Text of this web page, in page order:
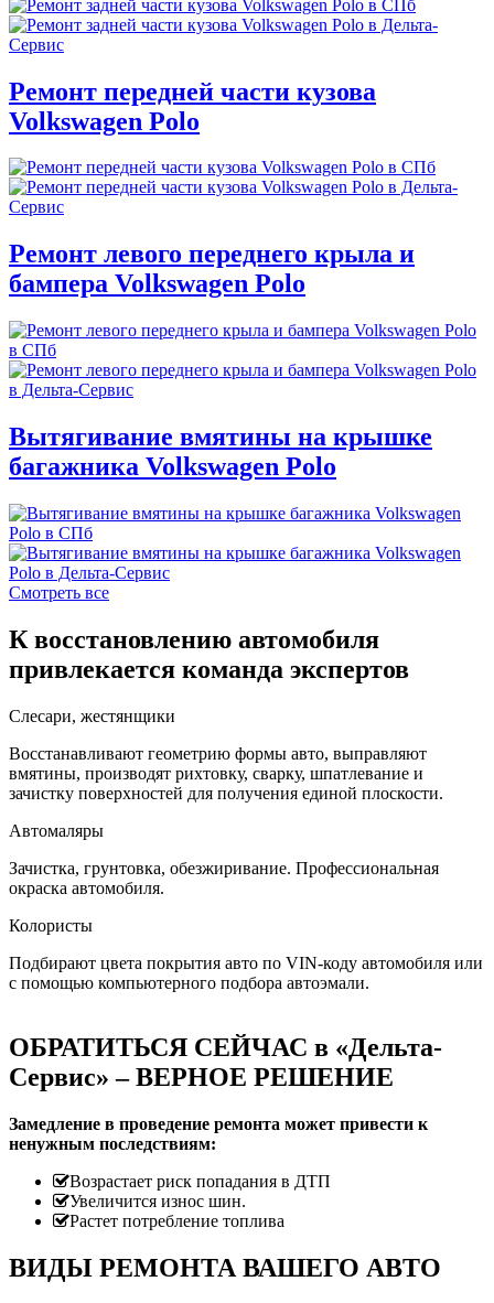
Ремонт передней части кузова
Volkswagen Polo
Ремонт левого переднего крыла и
бампера Volkswagen Polo
Вытягивание вмятины на крышке
багажника Volkswagen Polo
Смотреть все
К восстановлению автомобиля
привлекается команда экспертов
Слесари, жестянщики
Восстанавливают геометрию формы авто, выправляют
вмятины, производят рихтовку, сварку, шпатлевание и
зачистку поверхностей для получения единой плоскости.
Автомаляры
Зачистка, грунтовка, обезжиривание. Профессиональная
окраска автомобиля.
Колористы
Подбирают цвета покрытия авто по VIN-коду автомобиля или
с помощью компьютерного подбора автоэмали.
ОБРАТИТЬСЯ СЕЙЧАС в «Дельта-
Сервис» – ВЕРНОЕ РЕШЕНИЕ
Замедление в проведение ремонта может привести к
ненужным последствиям:
Возрастает риск попадания в ДТП
Увеличится износ шин.
Растет потребление топлива
ВИДЫ РЕМОНТА ВАШЕГО АВТО